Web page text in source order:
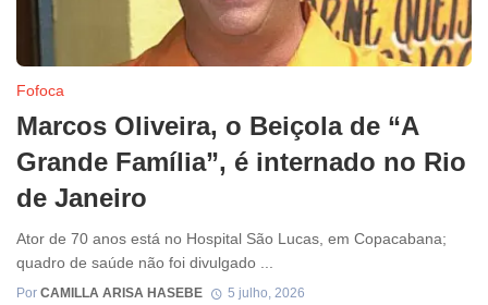
Fofoca
Marcos Oliveira, o Beiçola de “A
Grande Família”, é internado no Rio
de Janeiro
Ator de 70 anos está no Hospital São Lucas, em Copacabana;
quadro de saúde não foi divulgado ...
Por CAMILLA ARISA HASEBE 5 julho, 2026